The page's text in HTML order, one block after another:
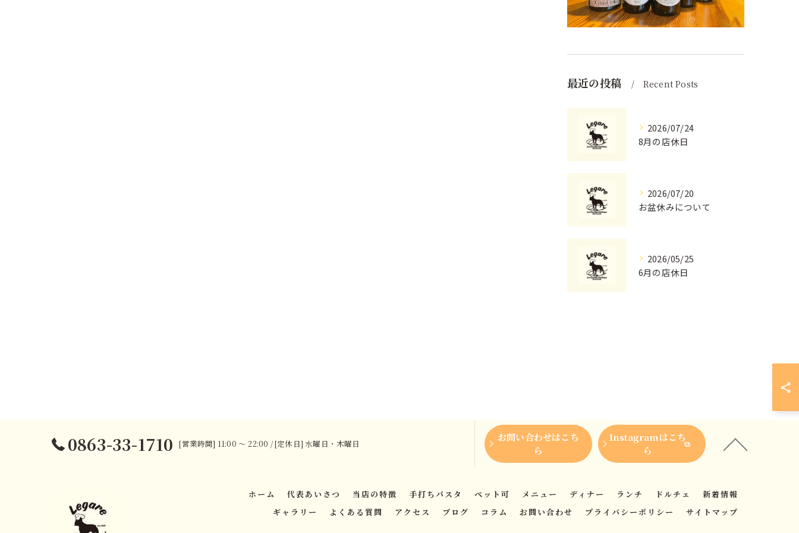
最近の投稿 Recent Posts
2026/07/24
8月の店休日
2026/07/20
お盆休みについて
2026/05/25
6月の店休日
0863-33-1710 [営業時間] 11:00 〜 22:00 / [定休日] 水曜日・木曜日
お問い合わせはこち
ら
Instagramはこち
ら
ホーム 代表あいさつ 当店の特徴 手打ちパスタ ペット可 メニュー ディナー ランチ ドルチェ
新着情報
ギャラリー
よくある質問 アクセス ブログ コラム お問い合わせ プライバシーポリシー サイトマップ